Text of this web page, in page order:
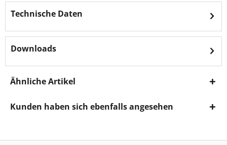
Technische Daten
Downloads
Ähnliche Artikel
Kunden haben sich ebenfalls angesehen